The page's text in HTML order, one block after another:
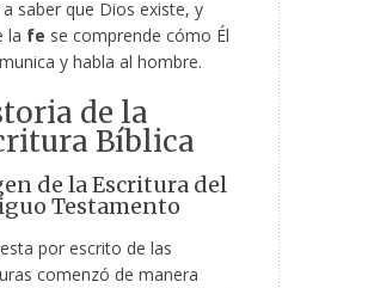
saber que Dios existe, y
la fe se comprende cómo Él
y habla al hombre.
de la
Bíblica
de la Escritura del
Testamento
por escrito de las
comenzó de manera